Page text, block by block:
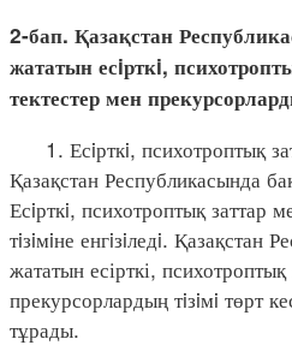
2-бап. Қазақстан
жататын есiрткi,
тектестер мен
1. Есiрткi, психотроптық
Қазақстан Республикасында
Есiрткi, психотроптық заттар
тiзiмiне енгiзiледi. Қазақстан
жататын есірткі,
прекурсорлардың тiзiмi төрт
тұрады.